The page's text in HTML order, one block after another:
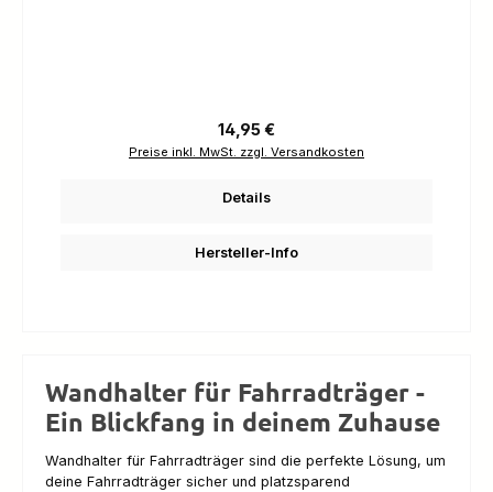
Regulärer Preis:
14,95 €
Preise inkl. MwSt. zzgl. Versandkosten
Details
Hersteller-Info
Wandhalter für Fahrradträger -
Ein Blickfang in deinem Zuhause
Wandhalter für Fahrradträger sind die perfekte Lösung, um
deine Fahrradträger sicher und platzsparend